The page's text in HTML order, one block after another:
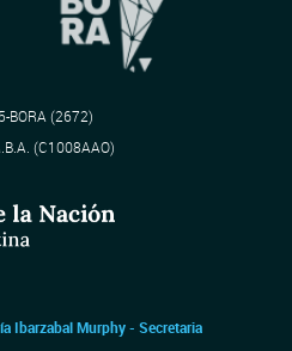
BORA (2672)
(C1008AAO)
Ibarzabal Murphy - Secretaria